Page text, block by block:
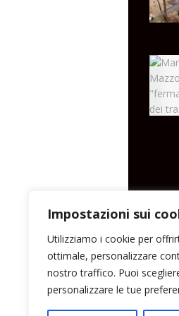
Impostazioni sui
Utilizziamo i cookie per
ottimale, personalizzare
nostro traffico. Puoi
personalizzare le tue